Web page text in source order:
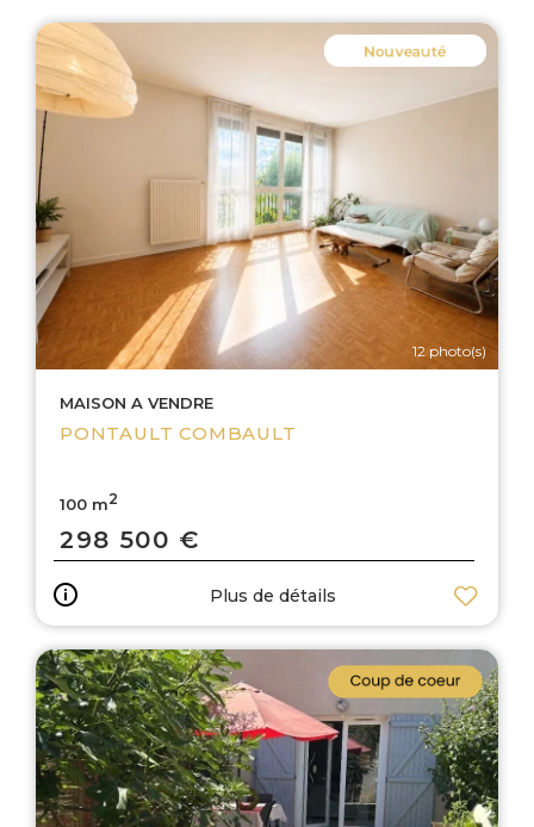
12 photo(s)
MAISON A VENDRE
PONTAULT COMBAULT
100 m2
298 500 €
Plus de détails